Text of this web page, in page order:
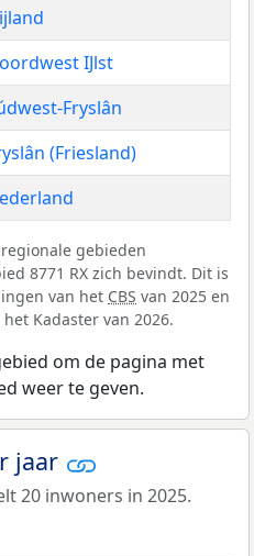
IJlst
Fryslân
(Friesland)
gebieden
8771 RX zich bevindt. Dit is
van het CBS van 2025 en
Kadaster van 2026.
om de pagina met
weer te geven.
jaar
20 inwoners in 2025.